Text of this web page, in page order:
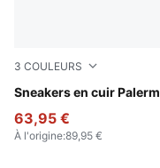
3 COULEURS
Sneakers en cuir
PUMA White-Vapor
63,95 €
À l'origine:89,95 €